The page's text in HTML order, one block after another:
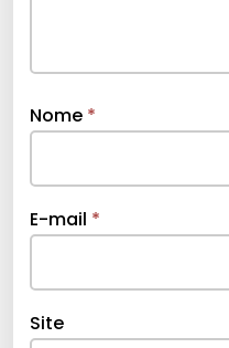
Nome *
E-mail *
Site